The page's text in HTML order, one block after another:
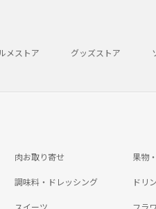
メストア グッズストア
肉お取り寄せ 果物
調味料・ドレッシング ドリ
スイーツ フラ